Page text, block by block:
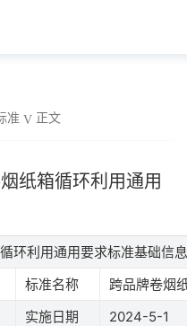
准 正文
纸箱循环利用通用
环利用通用要求标准基础信息
标准名称
跨品牌卷烟
实施日期 2024-5-1